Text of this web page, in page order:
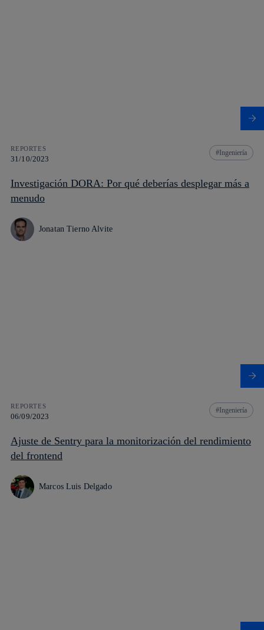
REPORTES
31/10/2023
Ingeniería
Investigación DORA: Por qué deberías desplegar más a
menudo
Jonatan Tierno Alvite
REPORTES
06/09/2023
Ingeniería
Ajuste de Sentry para la monitorización del rendimiento
del frontend
Marcos Luis Delgado